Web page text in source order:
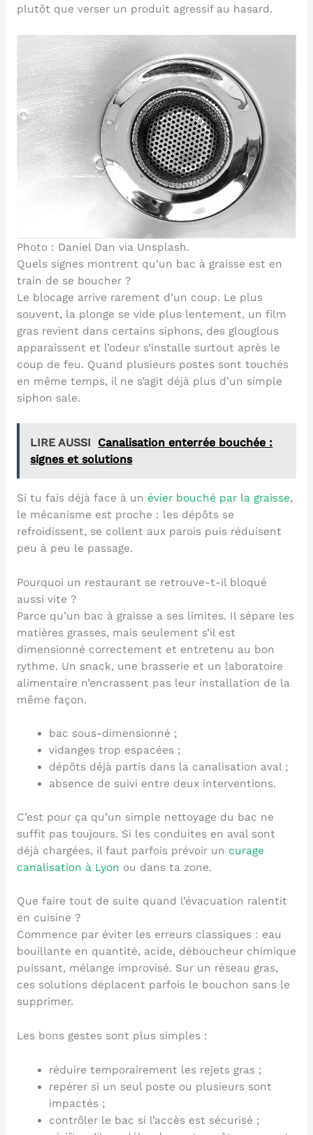
plutôt que verser un produit agressif au hasard.
Photo : Daniel Dan via Unsplash.
Quels signes montrent qu’un bac à graisse est en
train de se boucher ?
Le blocage arrive rarement d’un coup. Le plus
souvent, la plonge se vide plus lentement, un film
gras revient dans certains siphons, des glouglous
apparaissent et l’odeur s’installe surtout après le
coup de feu. Quand plusieurs postes sont touchés
en même temps, il ne s’agit déjà plus d’un simple
siphon sale.
LIRE AUSSI
Canalisation enterrée bouchée :
signes et solutions
Si tu fais déjà face à un évier bouché par la graisse,
le mécanisme est proche : les dépôts se
refroidissent, se collent aux parois puis réduisent
peu à peu le passage.
Pourquoi un restaurant se retrouve-t-il bloqué
aussi vite ?
Parce qu’un bac à graisse a ses limites. Il sépare les
matières grasses, mais seulement s’il est
dimensionné correctement et entretenu au bon
rythme. Un snack, une brasserie et un laboratoire
alimentaire n’encrassent pas leur installation de la
même façon.
bac sous-dimensionné ;
vidanges trop espacées ;
dépôts déjà partis dans la canalisation aval ;
absence de suivi entre deux interventions.
C’est pour ça qu’un simple nettoyage du bac ne
suffit pas toujours. Si les conduites en aval sont
déjà chargées, il faut parfois prévoir un curage
canalisation à Lyon ou dans ta zone.
Que faire tout de suite quand l’évacuation ralentit
en cuisine ?
Commence par éviter les erreurs classiques : eau
bouillante en quantité, acide, déboucheur chimique
puissant, mélange improvisé. Sur un réseau gras,
ces solutions déplacent parfois le bouchon sans le
supprimer.
Les bons gestes sont plus simples :
réduire temporairement les rejets gras ;
repérer si un seul poste ou plusieurs sont
impactés ;
contrôler le bac si l’accès est sécurisé ;